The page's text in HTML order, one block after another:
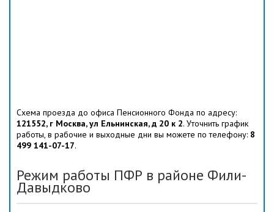
Схема проезда до офиса Пенсионного Фонда по адресу:
121552, г Москва, ул Ельнинская, д 20 к 2. Уточнить график
работы, в рабочие и выходные дни вы можете по телефону: 8
499 141-07-17.
Режим работы ПФР в районе Фили-
Давыдково